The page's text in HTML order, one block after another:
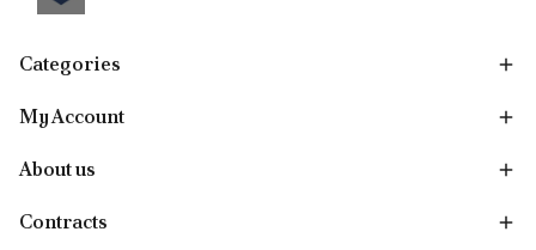
Categories
My Account
About us
Contracts